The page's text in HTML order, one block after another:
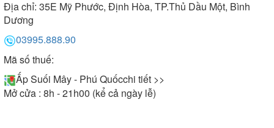
Địa chỉ: 35E Mỹ Phước, Định Hòa, TP.Thủ Dầu Một, Bình
Dương
03995.888.90
Mã số thuế:
Ấp Suối Mây - Phú Quốcchi tiết >>
Mở cửa : 8h - 21h00 (kể cả ngày lễ)